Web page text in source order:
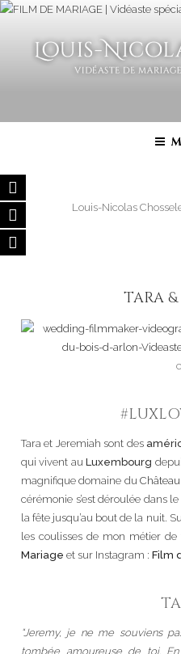
Aller
contenu
Belgique, Luxembourg, Suisse,
Louis-Nicolas
TARA &
Tara et Jeremiah sont des
qui vivent auLuxembourg
magnifique domaine du
cérémonie s’est déroulée dans
la fête jusqu’au bout de la nuit.
les coulisses de mon métier de
Mariage et sur Instagram : Film
“Jeremy, je ne me souviens
tombée amoureuse de toi.